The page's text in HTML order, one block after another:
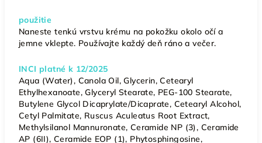
použitie
Naneste tenkú vrstvu krému na pokožku okolo očí a
jemne vklepte. Používajte každý deň ráno a večer.
INCI platné k 12/2025
Aqua (Water), Canola Oil, Glycerin, Cetearyl
Ethylhexanoate, Glyceryl Stearate, PEG-100 Stearate,
Butylene Glycol Dicaprylate/Dicaprate, Cetearyl Alcohol,
Cetyl Palmitate, Ruscus Aculeatus Root Extract,
Methylsilanol Mannuronate, Ceramide NP (3), Ceramide
AP (6II), Ceramide EOP (1), Phytosphingosine,